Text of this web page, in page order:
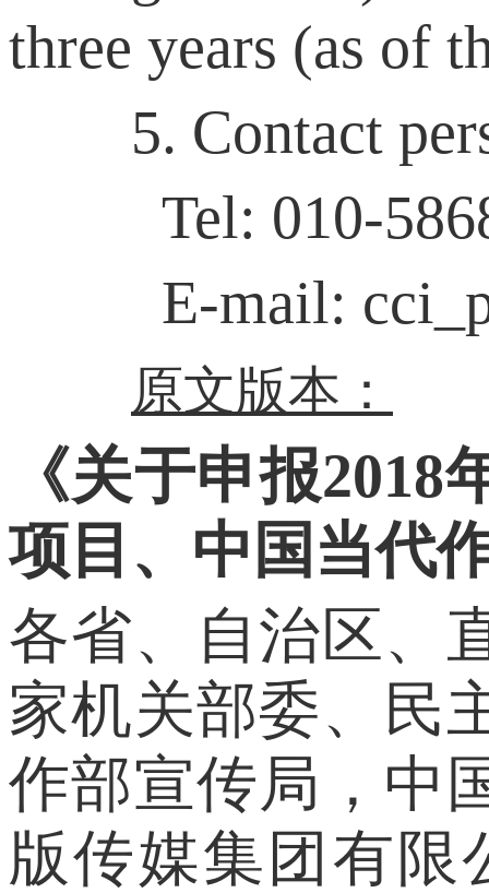
three years (as of
5. Contact
Tel: 010-
E-mail:
原文版本：
《关于申报
项目、中国当
各省、自治区、
家机关部委、民
作部宣传局，中
版传媒集团有限